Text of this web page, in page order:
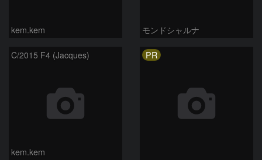
kem.kem モンドシャルナ
C/2015 F4 (Jacques)
kem.kem
PR